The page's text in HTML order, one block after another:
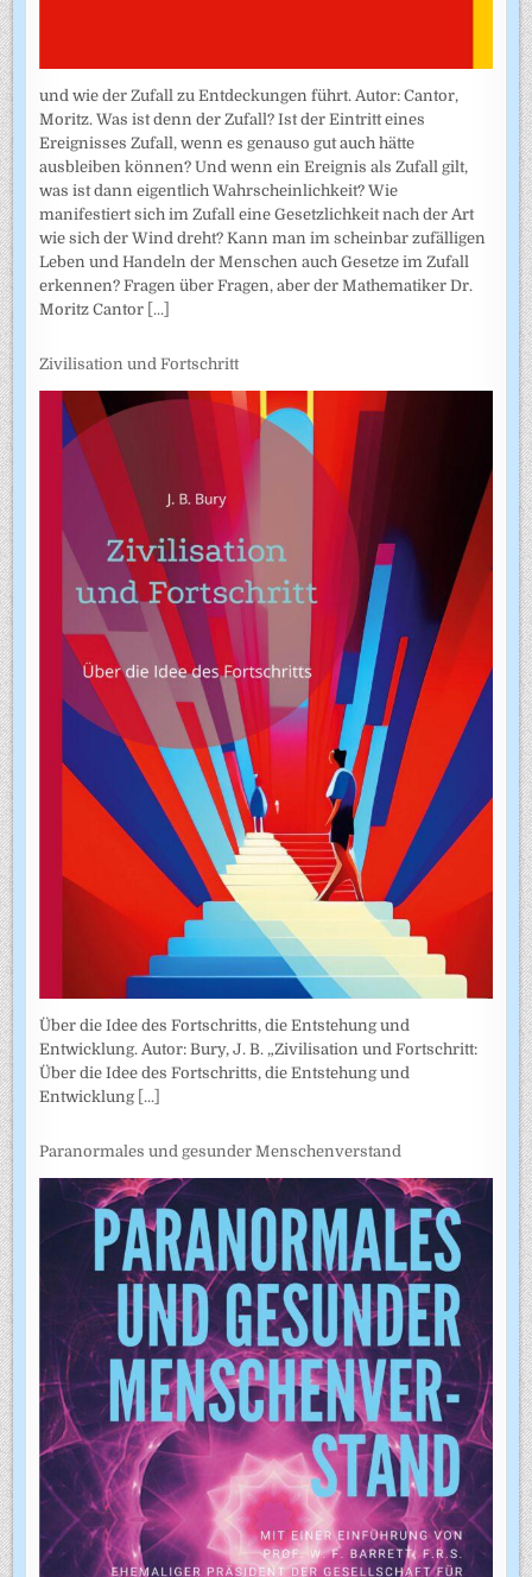
und wie der Zufall zu Entdeckungen führt. Autor: Cantor,
Moritz. Was ist denn der Zufall? Ist der Eintritt eines
Ereignisses Zufall, wenn es genauso gut auch hätte
ausbleiben können? Und wenn ein Ereignis als Zufall gilt,
was ist dann eigentlich Wahrscheinlichkeit? Wie
manifestiert sich im Zufall eine Gesetzlichkeit nach der Art
wie sich der Wind dreht? Kann man im scheinbar zufälligen
Leben und Handeln der Menschen auch Gesetze im Zufall
erkennen? Fragen über Fragen, aber der Mathematiker Dr.
Moritz Cantor [...]
Zivilisation und Fortschritt
Über die Idee des Fortschritts, die Entstehung und
Entwicklung. Autor: Bury, J. B. „Zivilisation und Fortschritt:
Über die Idee des Fortschritts, die Entstehung und
Entwicklung [...]
Paranormales und gesunder Menschenverstand